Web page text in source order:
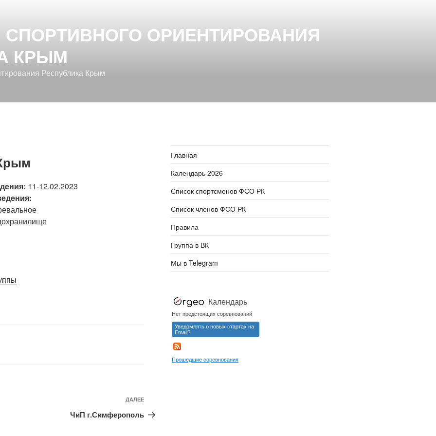
ОРИЕНТИРОВАНИЯ
КРЫМ
Республика Крым
11-12.02.2023
Следующая
запись
ДАЛЕЕ
ЧиП г.Симферополь
Главная
Календарь 2026
Список спортсменов ФСО РК
Список членов ФСО РК
Правила
Группа в ВК
Мы в Telegram